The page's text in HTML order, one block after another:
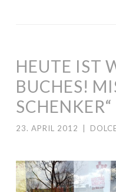
HEUTE IST
BUCHES!
23. APRIL 2012